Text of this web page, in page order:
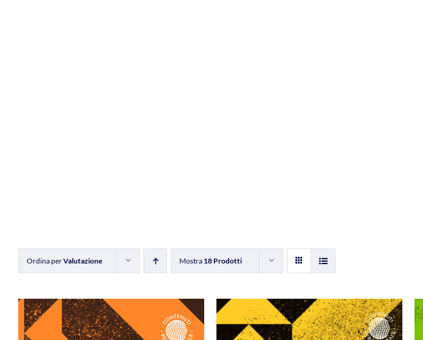
Ordina perValutazione Mostra 18 Prodotti